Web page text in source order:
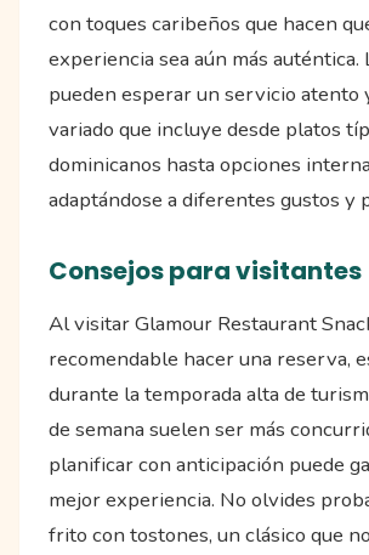
con toques caribeños que hacen
experiencia sea aún más auténtica.
pueden esperar un servicio atento
variado que incluye desde platos
dominicanos hasta opciones
adaptándose a diferentes gustos y
Consejos para visitantes
Al visitar Glamour Restaurant
recomendable hacer una reserva,
durante la temporada alta de
de semana suelen ser más
planificar con anticipación puede
mejor experiencia. No olvides
frito con tostones, un clásico que